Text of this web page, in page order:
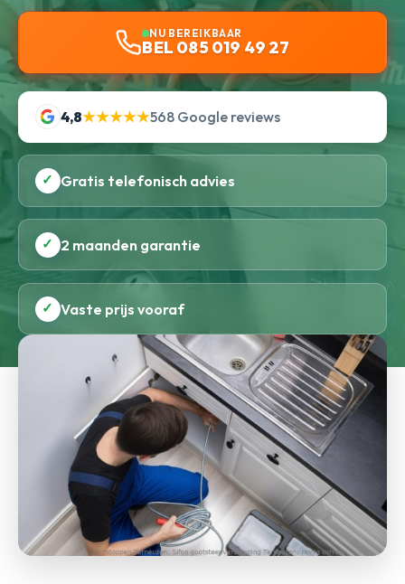
NU BEREIKBAAR
BEL 085 019 49 27
4,8★★★★★568 Google reviews
✓ Gratis telefonisch advies
✓ 2 maanden garantie
✓ Vaste prijs vooraf